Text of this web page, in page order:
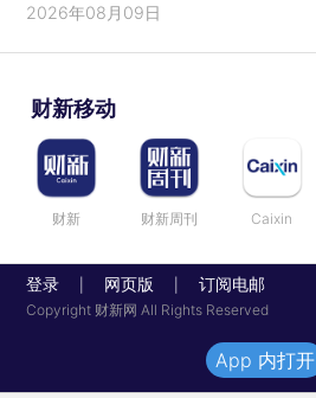
2026年08月09日
财新移动
财新 财新周刊 Caixin
登录 网页版 订阅电邮
Copyright 财新网 All Rights Reserved
App 内打开